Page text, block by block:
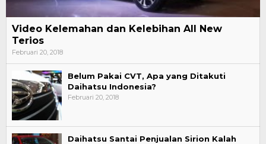
Video Kelemahan dan Kelebihan All New
Terios
Februari 20, 2018
Belum Pakai CVT, Apa yang Ditakuti
Daihatsu Indonesia?
Februari 20, 2018
Daihatsu Santai Penjualan Sirion Kalah